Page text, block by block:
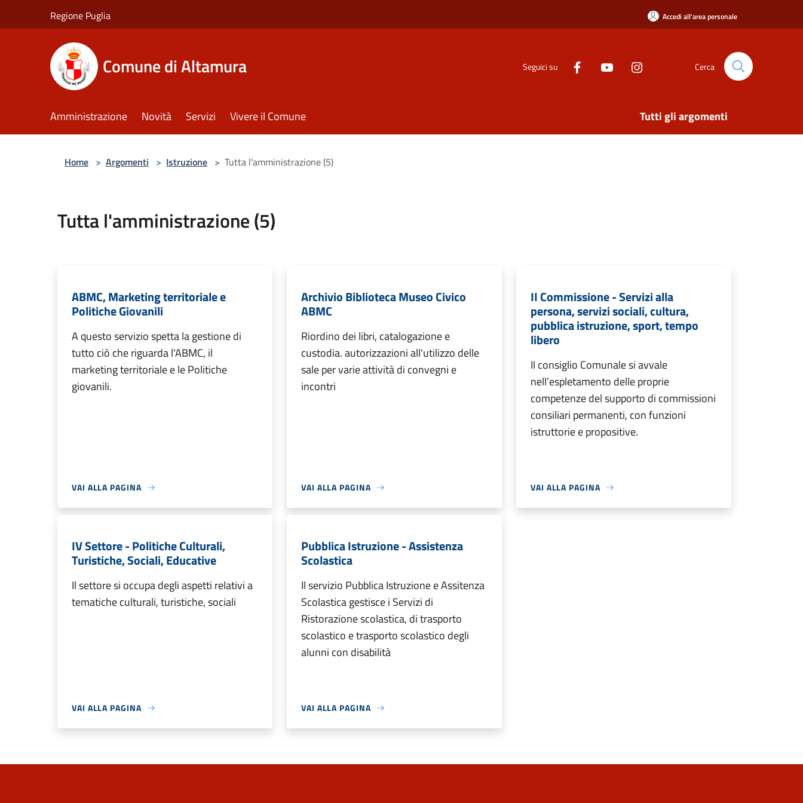
Regione Puglia Accedi all'area personale
Comune di Altamura Seguici su Cerca
Amministrazione Novità Servizi Vivere il Comune Tutti gli argomenti
Home > Argomenti > Istruzione > Tutta l'amministrazione (5)
Tutta l'amministrazione (5)
ABMC, Marketing territoriale e
Politiche Giovanili
A questo servizio spetta la gestione di
tutto ciò che riguarda l'ABMC, il
marketing territoriale e le Politiche
giovanili.
VAI ALLA PAGINA
Archivio Biblioteca Museo Civico
ABMC
Riordino dei libri, catalogazione e
custodia. autorizzazioni all'utilizzo delle
sale per varie attività di convegni e
incontri
VAI ALLA PAGINA
II Commissione - Servizi alla
persona, servizi sociali, cultura,
pubblica istruzione, sport, tempo
libero
Il consiglio Comunale si avvale
nell’espletamento delle proprie
competenze del supporto di commissioni
consiliari permanenti, con funzioni
istruttorie e propositive.
VAI ALLA PAGINA
IV Settore - Politiche Culturali,
Turistiche, Sociali, Educative
Il settore si occupa degli aspetti relativi a
tematiche culturali, turistiche, sociali
VAI ALLA PAGINA
Pubblica Istruzione - Assistenza
Scolastica
Il servizio Pubblica Istruzione e Assitenza
Scolastica gestisce i Servizi di
Ristorazione scolastica, di trasporto
scolastico e trasporto scolastico degli
alunni con disabilità
VAI ALLA PAGINA